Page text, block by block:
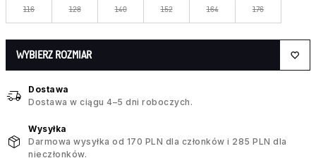
116 128 140 152 164 176
WYBIERZ ROZMIAR
Dostawa
Dostawa w ciągu 4–5 dni roboczych.
Wysyłka
Darmowa wysyłka od 170 PLN dla członków i 285 PLN dla
nieczłonków.